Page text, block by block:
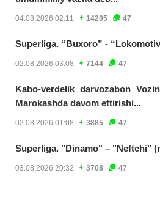
04.08.2026 02:11 14205 47
Superliga. “Buxoro” -
02.08.2026 03:08 7144 47
Kabo-verdelik darvozabon
Marokashda davom ettirishi...
02.08.2026 01:08 3885 47
Superliga. "Dinamo" – "Neftchi"
03.08.2026 20:32 3708 47